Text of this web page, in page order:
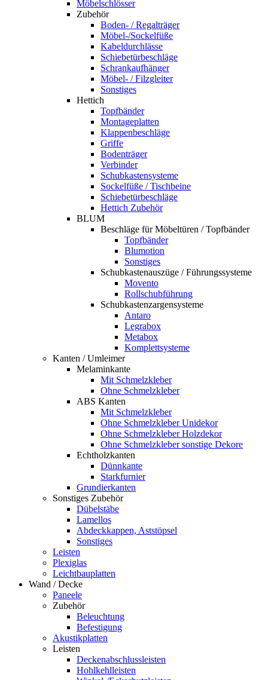
Möbelschlösser
Zubehör
Boden- / Regalträger
Möbel-/Sockelfüße
Kabeldurchlässe
Schiebetürbeschläge
Schrankaufhänger
Möbel- / Filzgleiter
Sonstiges
Hettich
Topfbänder
Montageplatten
Klappenbeschläge
Griffe
Bodenträger
Verbinder
Schubkastensysteme
Sockelfüße / Tischbeine
Schiebetürbeschläge
Hettich Zubehör
BLUM
Beschläge für Möbeltüren / Topfbänder
Topfbänder
Blumotion
Sonstiges
Schubkastenauszüge / Führungssysteme
Movento
Rollschubführung
Schubkastenzargensysteme
Antaro
Legrabox
Metabox
Komplettsysteme
Kanten / Umleimer
Melaminkante
Mit Schmelzkleber
Ohne Schmelzkleber
ABS Kanten
Mit Schmelzkleber
Ohne Schmelzkleber Unidekor
Ohne Schmelzkleber Holzdekor
Ohne Schmelzkleber sonstige Dekore
Echtholzkanten
Dünnkante
Starkfurnier
Grundierkanten
Sonstiges Zubehör
Dübelstäbe
Lamellos
Abdeckkappen, Aststöpsel
Sonstiges
Leisten
Plexiglas
Leichtbauplatten
Wand / Decke
Paneele
Zubehör
Beleuchtung
Befestigung
Akustikplatten
Leisten
Deckenabschlussleisten
Hohlkehlleisten